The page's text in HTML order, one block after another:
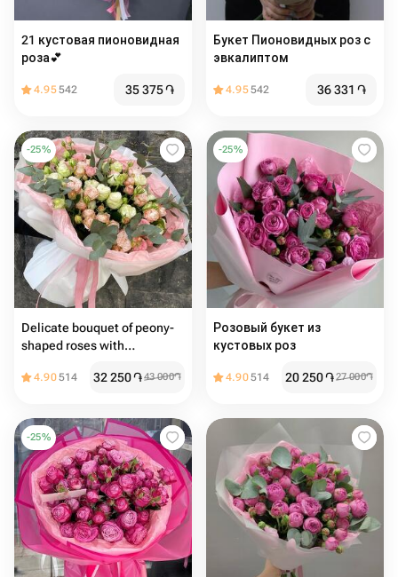
21 кустовая пионовидная
роза💕
4.95542 35 375֏
Букет Пионовидных роз с
эвкалиптом
4.95542 36 331 ֏
-25%
Delicate bouquet of peony-
shaped roses with
4.90514 32 250֏43 000֏
-25%
Розовый букет из
кустовых роз
4.90514 20 250֏27 000֏
-25%